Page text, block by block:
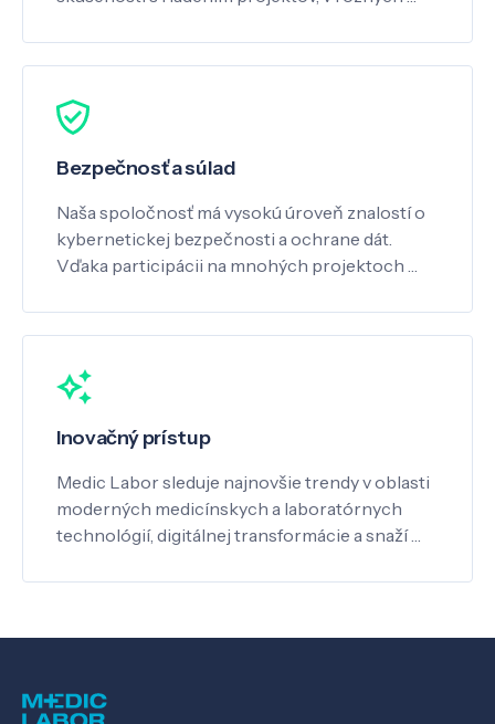
Bezpečnosť a súlad
Naša spoločnosť má vysokú úroveň znalostí o
kybernetickej bezpečnosti a ochrane dát.
Vďaka participácii na mnohých projektoch …
Inovačný prístup
Medic Labor sleduje najnovšie trendy v oblasti
moderných medicínskych a laboratórnych
technológií, digitálnej transformácie a snaží …